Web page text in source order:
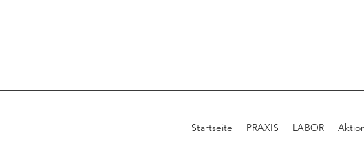
Startseite PRAXIS LABOR